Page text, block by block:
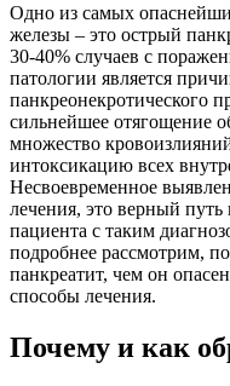
Одно из самых
железы – это острый
30-40% случаев с
патологии является
панкреонекротического
сильнейшее отягощение
множество
интоксикацию всех
Несвоевременное
лечения, это верный
пациента с таким
подробнее рассмотрим,
панкреатит, чем он
способы лечения.
Почему и как